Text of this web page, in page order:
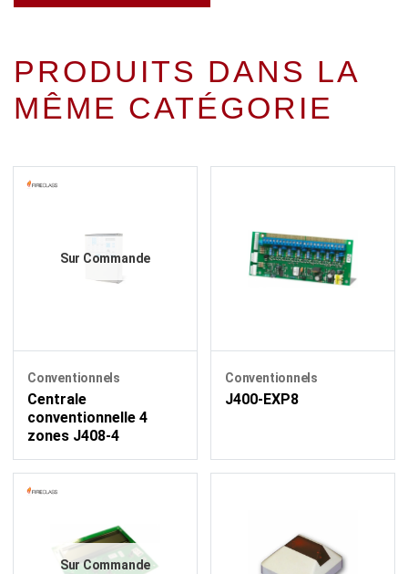
PRODUITS DANS LA
MÊME CATÉGORIE
Sur Commande
Conventionnels
Centrale
conventionnelle 4
zones J408-4
Conventionnels
J400-EXP8
Sur Commande